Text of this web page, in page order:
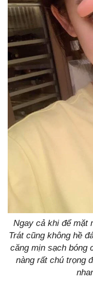
Ngay cả khi để mặt
Trát cũng không hề
căng mịn sạch bóng
nàng rất chú trọng